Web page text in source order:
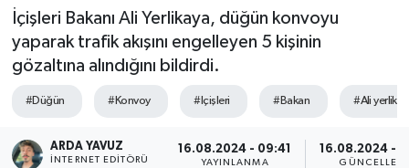
İçişleri Bakanı Ali Yerlikaya, düğün konvoyu
yaparak trafik akışını engelleyen 5 kişinin
gözaltına alındığını bildirdi.
#Düğün #Konvoy #Içişleri #Bakan #Ali
ARDA YAVUZ
İNTERNET EDITÖRÜ
16.08.2024 - 09:41
YAYINLANMA
16.08.2024 -
SPOR
ULUSAL
İLÇELERİMİZ